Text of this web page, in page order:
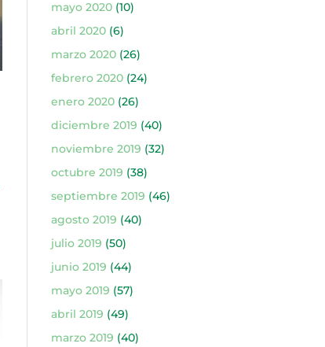
mayo 2020(10)
abril 2020(6)
marzo 2020(26)
febrero 2020(24)
enero 2020(26)
diciembre 2019 (40)
noviembre 2019 (32)
octubre 2019 (38)
septiembre 2019 (46)
agosto 2019 (40)
julio 2019 (50)
junio 2019 (44)
mayo 2019 (57)
abril 2019 (49)
marzo 2019 (40)